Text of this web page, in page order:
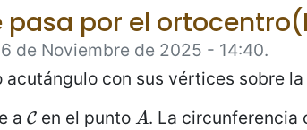
pasa por el
de Noviembre de 2025 - 14:40.
acutángulo con sus vértices sobre
a C
Cen el punto A
A. La circunferencia